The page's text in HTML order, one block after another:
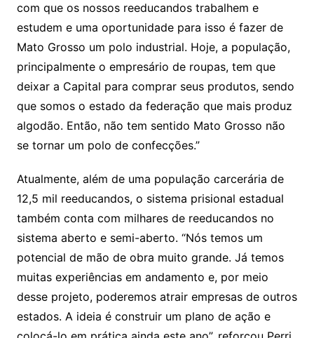
com que os nossos reeducandos trabalhem e
estudem e uma oportunidade para isso é fazer de
Mato Grosso um polo industrial. Hoje, a população,
principalmente o empresário de roupas, tem que
deixar a Capital para comprar seus produtos, sendo
que somos o estado da federação que mais produz
algodão. Então, não tem sentido Mato Grosso não
se tornar um polo de confecções.”
Atualmente, além de uma população carcerária de
12,5 mil reeducandos, o sistema prisional estadual
também conta com milhares de reeducandos no
sistema aberto e semi-aberto. “Nós temos um
potencial de mão de obra muito grande. Já temos
muitas experiências em andamento e, por meio
desse projeto, poderemos atrair empresas de outros
estados. A ideia é construir um plano de ação e